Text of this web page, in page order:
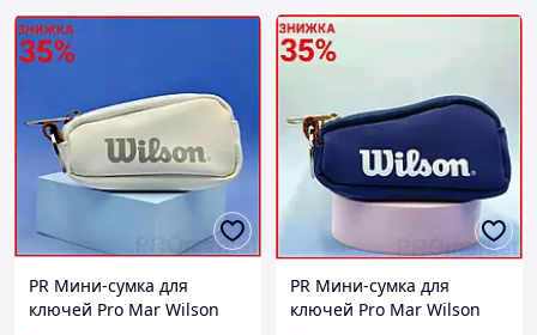
PR Мини-сумка для
ключей Pro Mar Wilson
PR Мини-сумка для
ключей Pro Mar Wilson